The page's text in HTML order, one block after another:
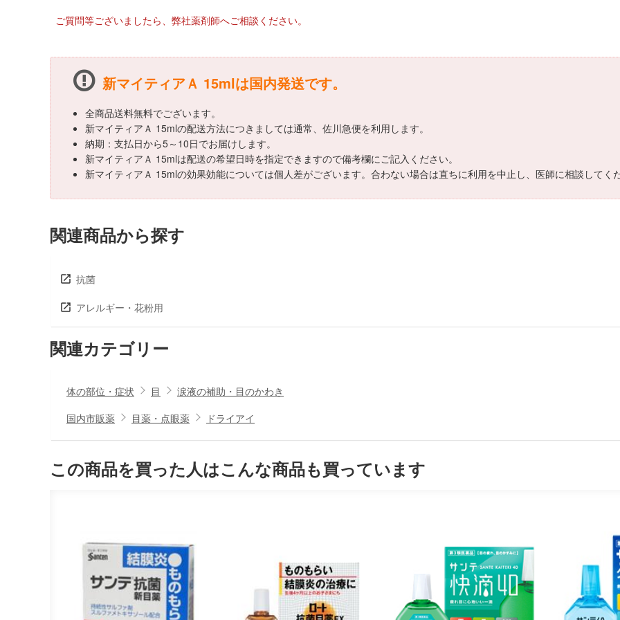
ご質問等ございましたら、弊社薬剤師へご相談ください。
新マイティアＡ 15mlは国内発送です。
全商品送料無料でございます。
新マイティアＡ 15mlの配送方法につきましては通常、佐川急便を利用します。
納期：支払日から5～10日でお届けします。
新マイティアＡ 15mlは配送の希望日時を指定できますので備考欄にご記入ください。
新マイティアＡ 15mlの効果効能については個人差がございます。合わない場合は直ちに利用を中止し、医師に相談してく
関連商品から探す
抗菌
アレルギー・花粉用
関連カテゴリー
体の部位・症状 目
涙液の補助・目のかわき
国内市販薬
目薬・点眼薬 ドライアイ
この商品を買った人はこんな商品も買っています